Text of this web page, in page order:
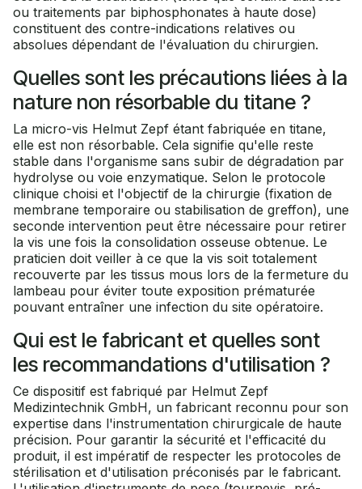
ou traitements par biphosphonates à haute dose)
constituent des contre-indications relatives ou
absolues dépendant de l'évaluation du chirurgien.
Quelles sont les précautions liées à la
nature non résorbable du titane ?
La micro-vis Helmut Zepf étant fabriquée en titane,
elle est non résorbable. Cela signifie qu'elle reste
stable dans l'organisme sans subir de dégradation par
hydrolyse ou voie enzymatique. Selon le protocole
clinique choisi et l'objectif de la chirurgie (fixation de
membrane temporaire ou stabilisation de greffon), une
seconde intervention peut être nécessaire pour retirer
la vis une fois la consolidation osseuse obtenue. Le
praticien doit veiller à ce que la vis soit totalement
recouverte par les tissus mous lors de la fermeture du
lambeau pour éviter toute exposition prématurée
pouvant entraîner une infection du site opératoire.
Qui est le fabricant et quelles sont
les recommandations d'utilisation ?
Ce dispositif est fabriqué par Helmut Zepf
Medizintechnik GmbH, un fabricant reconnu pour son
expertise dans l'instrumentation chirurgicale de haute
précision. Pour garantir la sécurité et l'efficacité du
produit, il est impératif de respecter les protocoles de
stérilisation et d'utilisation préconisés par le fabricant.